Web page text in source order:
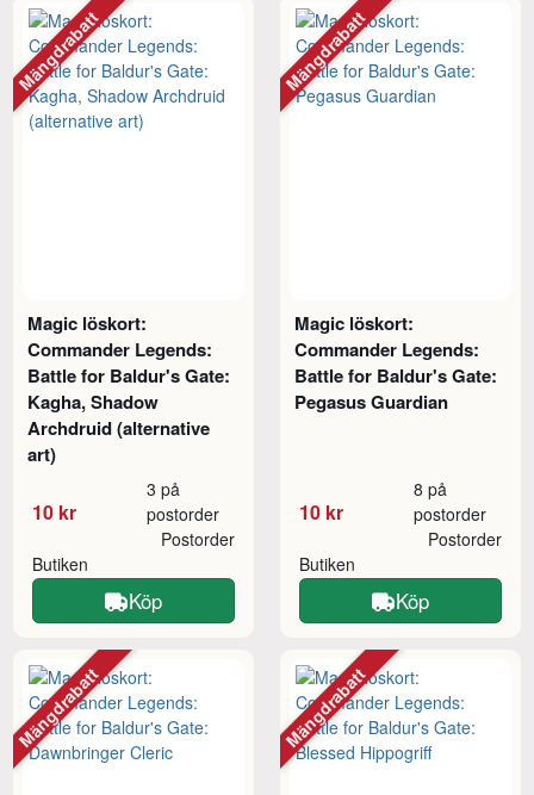
Magic löskort:
Commander Legends:
Battle for Baldur's Gate:
Kagha, Shadow
Archdruid (alternative
art)
10 kr
3 på
postorder
Butiken
Postorder
Köp
Mängdrabatt
Magic löskort:
Commander Legends:
Battle for Baldur's Gate:
Pegasus Guardian
10 kr
8 på
postorder
Butiken
Postorder
Köp
Mängdrabatt
Mängdrabatt Mängdrabatt